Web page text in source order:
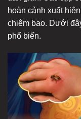
hoàn cảnh xuất
chiêm bao. Dưới
phổ biến.